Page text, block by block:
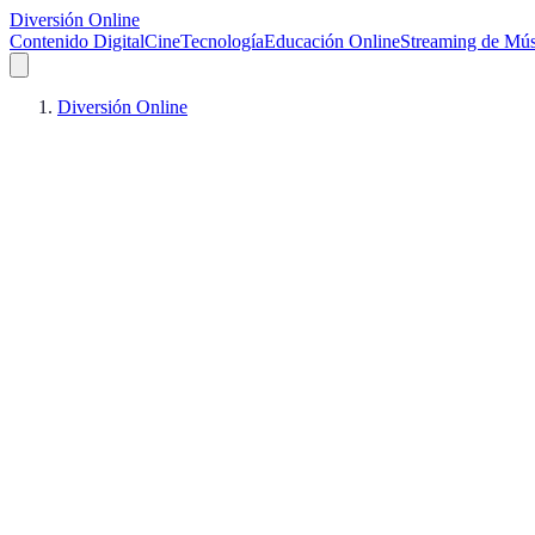
Diversión Online
Contenido DigitalCineTecnologíaEducación OnlineStreaming de
Diversión Online